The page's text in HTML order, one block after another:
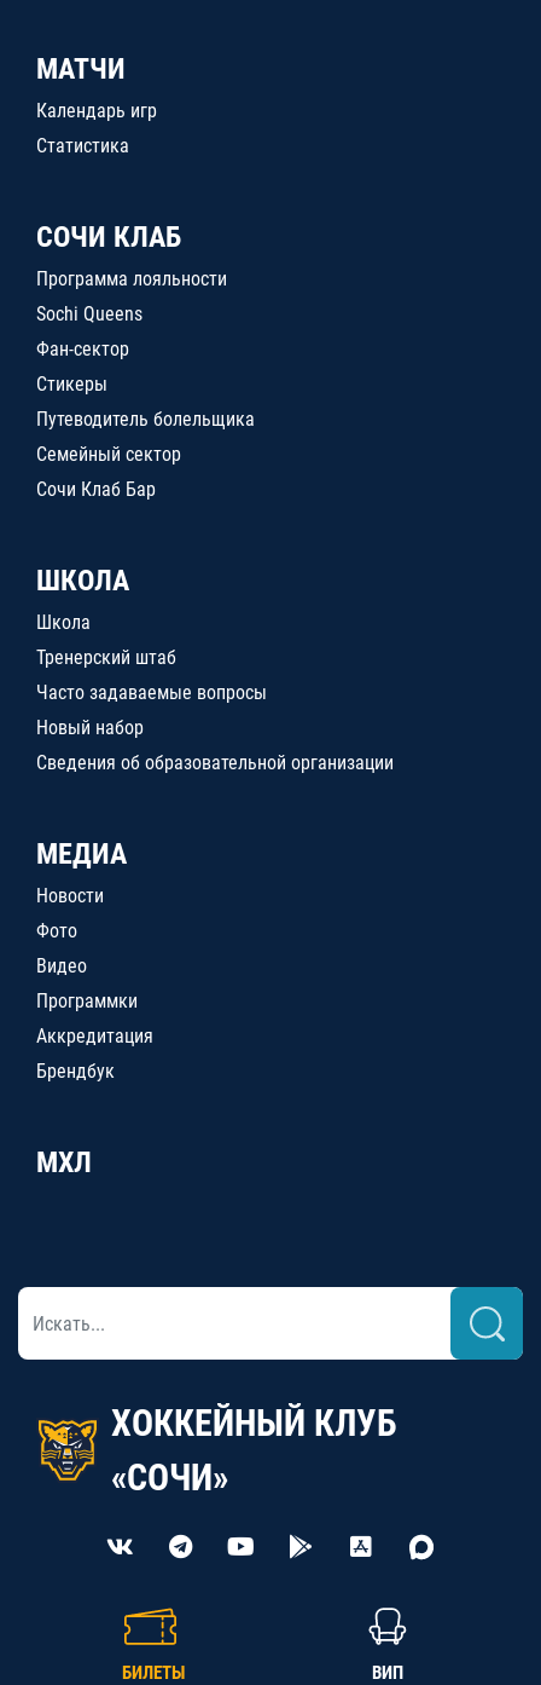
МАТЧИ
Календарь игр
Статистика
СОЧИ КЛАБ
Программа лояльности
Sochi Queens
Фан-сектор
Стикеры
Путеводитель болельщика
Семейный сектор
Сочи Клаб Бар
ШКОЛА
Школа
Тренерский штаб
Часто задаваемые вопросы
Новый набор
Сведения об образовательной организации
МЕДИА
Новости
Фото
Видео
Программки
Аккредитация
Брендбук
МХЛ
ХОККЕЙНЫЙ КЛУБ
«СОЧИ»
БИЛЕТЫ ВИП